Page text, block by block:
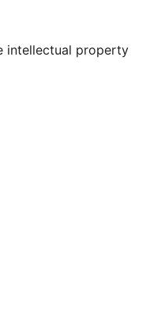
intellectual property